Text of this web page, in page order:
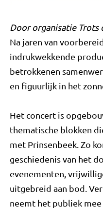
Door organisatie Trots
Na jaren van
indrukwekkende
betrokkenen
en figuurlijk in het
Het concert is
thematische blokken
met Prinsenbeek. Zo
geschiedenis van het
evenementen,
uitgebreid aan bod.
neemt het publiek